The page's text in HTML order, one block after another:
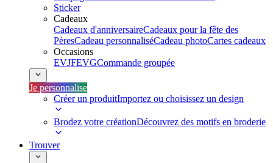
Sticker
Cadeaux
Cadeaux d'anniversaireCadeaux pour la fête des
PèresCadeau personnaliséCadeau photoCartes cadeaux
Occasions
EVJFEVGCommande groupée
Je personnalise
Créer un produitImportez ou choisissez un design
Brodez votre créationDécouvrez des motifs en broderie
Trouver